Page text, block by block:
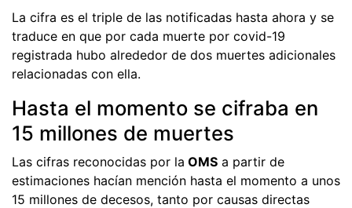
La cifra es el triple de las notificadas hasta ahora y se
traduce en que por cada muerte por covid-19
registrada hubo alrededor de dos muertes adicionales
relacionadas con ella.
Hasta el momento se cifraba en
15 millones de muertes
Las cifras reconocidas por la OMS a partir de
estimaciones hacían mención hasta el momento a unos
15 millones de decesos, tanto por causas directas